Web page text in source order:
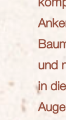
und
in